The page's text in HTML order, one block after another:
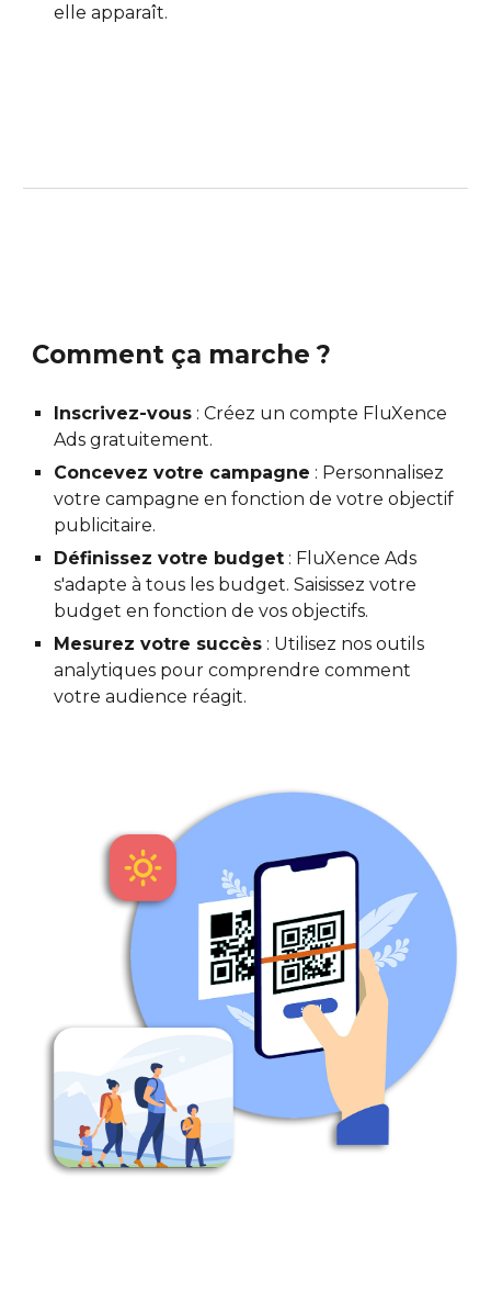
elle apparaît.
Comment ça marche ?
Inscrivez-vous : Créez un compte FluXence
Ads gratuitement.
Concevez votre campagne : Personnalisez
votre campagne en fonction de votre objectif
publicitaire.
Définissez votre budget : FluXence Ads
s'adapte à tous les budget. Saisissez votre
budget en fonction de vos objectifs.
Mesurez votre succès : Utilisez nos outils
analytiques pour comprendre comment
votre audience réagit.